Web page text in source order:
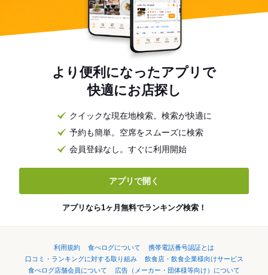
より便利になったアプリで
快適にお店探し
クイックな現在地検索。検索が快適に
予約も簡単。空席をスムーズに検索
会員登録なし。すぐに利用開始
アプリで開く
アプリなら1ヶ月無料でランキング検索！
利用規約 食べログについて
携帯電話番号認証とは
口コミ・ランキングに対する取り組み
飲食店・飲食企業様向けサービス
食べログ店舗会員について
広告（メーカー・団体様等向け）について